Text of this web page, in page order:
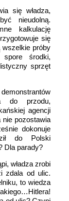
się władza,
nieudolną.
kalkulację
się
wszelkie próby
spore środki,
sprzęt
do przodu,
agencji
nie pozostawia
dokonuje
do Polski
Dla parady?
władza zrobi
zdala od ulic.
to wiedza